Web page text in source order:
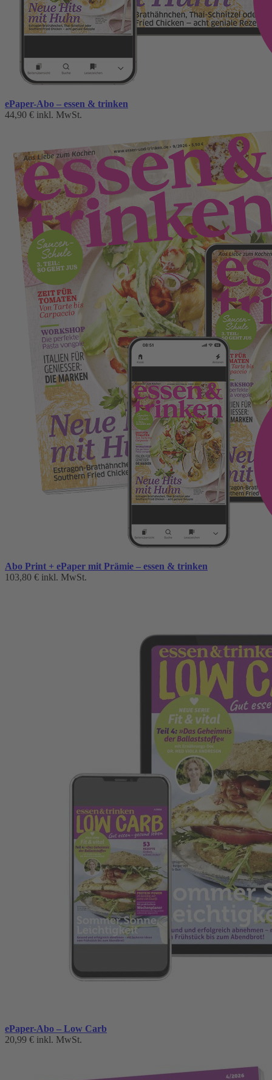
ePaper-Abo – essen & trinken
44,90 € inkl. MwSt.
Abo Print + ePaper mit Prämie – essen & trinken
103,80 € inkl. MwSt.
ePaper-Abo – Low Carb
20,99 € inkl. MwSt.